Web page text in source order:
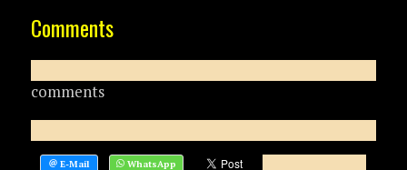
Comments
comments